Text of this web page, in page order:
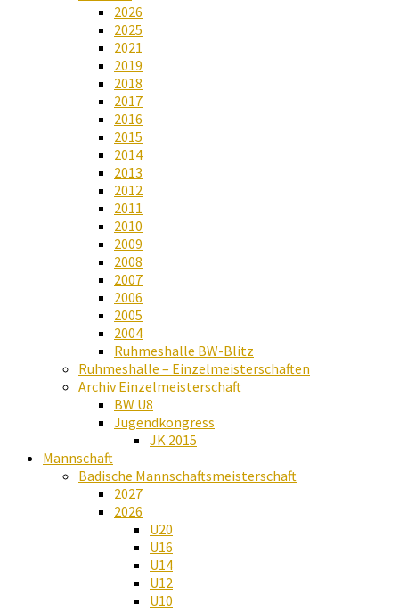
2026
2025
2021
2019
2018
2017
2016
2015
2014
2013
2012
2011
2010
2009
2008
2007
2006
2005
2004
Ruhmeshalle BW-Blitz
Ruhmeshalle – Einzelmeisterschaften
Archiv Einzelmeisterschaft
BW U8
Jugendkongress
JK 2015
Mannschaft
Badische Mannschaftsmeisterschaft
2027
2026
U20
U16
U14
U12
U10